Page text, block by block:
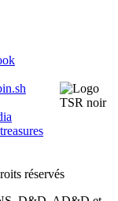
réservés